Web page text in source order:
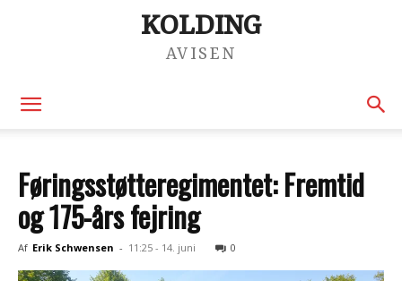
KOLDING
AVISEN
Føringsstøtteregimentet: Fremtid
og 175-års fejring
Af Erik Schwensen - 11:25 - 14. juni 0